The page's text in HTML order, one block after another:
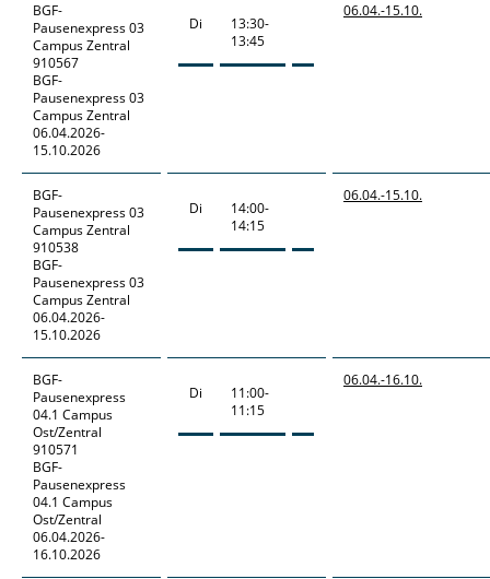
BGF-
Pausenexpress03
Campus Zentral
910567
BGF-
Pausenexpress 03
Campus Zentral
06.04.2026-
15.10.2026
Di
13:30-
13:45
06.04.-15.10.
BGF-
Pausenexpress03
Campus Zentral
910538
BGF-
Pausenexpress 03
Campus Zentral
06.04.2026-
15.10.2026
Di
14:00-
14:15
06.04.-15.10.
BGF-
Pausenexpress
04.1 Campus
Ost/Zentral
910571
BGF-
Pausenexpress
04.1 Campus
Ost/Zentral
06.04.2026-
16.10.2026
Di
11:00-
11:15
06.04.-16.10.